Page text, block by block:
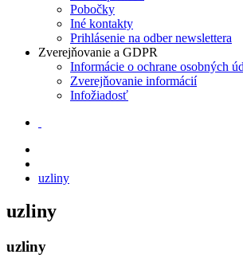
Pobočky
Iné kontakty
Prihlásenie na odber newslettera
Zverejňovanie a GDPR
Informácie o ochrane osobných
Zverejňovanie informácií
Infožiadosť
uzliny
uzliny
uzliny